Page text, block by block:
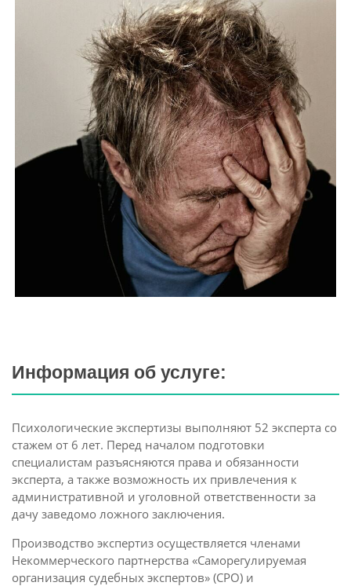
Информация об услуге:
Психологические экспертизы выполняют 52 эксперта со
стажем от 6 лет. Перед началом подготовки
специалистам разъясняются права и обязанности
эксперта, а также возможность их привлечения к
административной и уголовной ответственности за
дачу заведомо ложного заключения.
Производство экспертиз осуществляется членами
Некоммерческого партнерства «Саморегулируемая
организация судебных экспертов» (СРО) и